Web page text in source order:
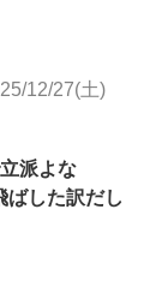
12/27(土)
派よな
ばした訳だし